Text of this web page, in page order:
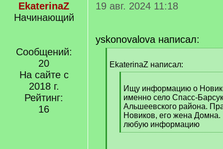
EkaterinaZ
Начинающий
Сообщений:
20
На сайте с
2018 г.
Рейтинг:
16
19 авг. 2024 11:18
yskonovalova написал:
q
EkaterinaZ написал:
q
]
Ищу информацию о
именно село Спасс-
Альшеевского района.
Новиков, его жена Домна.
любую информацию
[